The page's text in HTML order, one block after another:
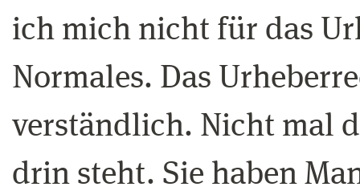
ich mich nicht für das
Normales. Das
verständlich. Nicht mal
drin steht. Sie haben